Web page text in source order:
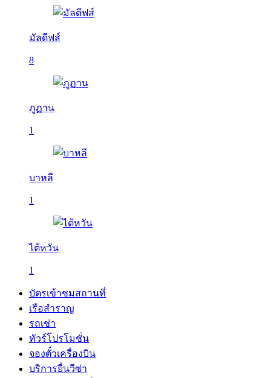
มัลดีฟส์
8
ภูฏาน
1
บาหลี
1
ไต้หวัน
1
บัตรเข้าชมสถานที่
เรือสำราญ
รถเช่า
ทัวร์โปรโมชั่น
จองตั๋วเครื่องบิน
บริการยื่นวีซ่า